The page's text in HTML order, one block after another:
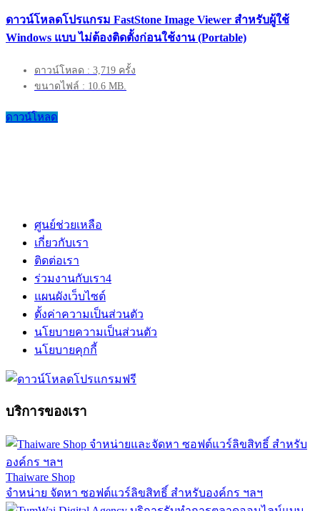
ดาวน์โหลดโปรแกรม FastStone Image Viewer สำหรับผู้ใช้
Windows แบบ ไม่ต้องติดตั้งก่อนใช้งาน (Portable)
ดาวน์โหลด : 3,719 ครั้ง
ขนาดไฟล์ : 10.6 MB.
ดาวน์โหลด
ศูนย์ช่วยเหลือ
เกี่ยวกับเรา
ติดต่อเรา
ร่วมงานกับเรา4
แผนผังเว็บไซต์
ตั้งค่าความเป็นส่วนตัว
นโยบายความเป็นส่วนตัว
นโยบายคุกกี้
บริการของเรา
Thaiware Shop
จำหน่าย จัดหา ซอฟต์แวร์ลิขสิทธิ์ สำหรับองค์กร ฯลฯ